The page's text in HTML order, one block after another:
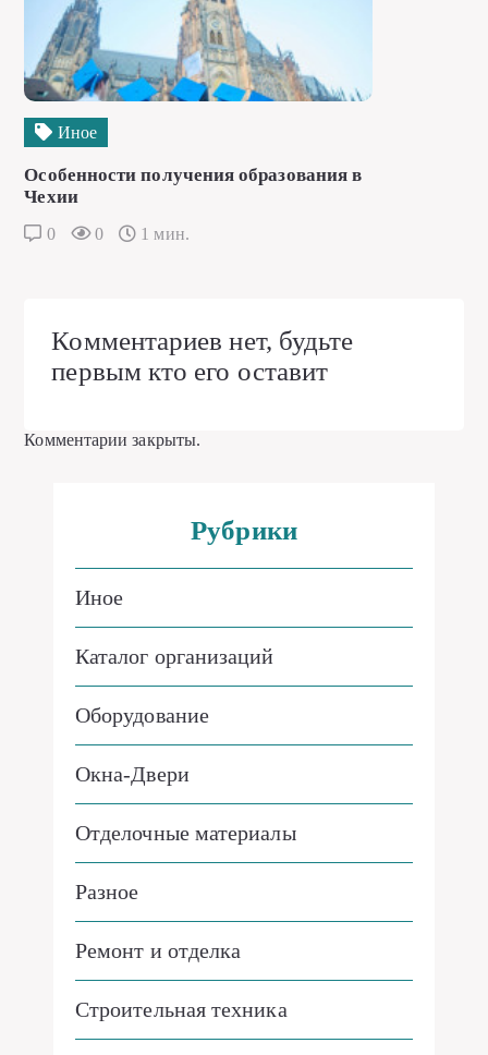
Иное
Особенности получения образования в
Чехии
0 0 1 мин.
Комментариев нет, будьте
первым кто его оставит
Комментарии закрыты.
Рубрики
Иное
Каталог организаций
Оборудование
Окна-Двери
Отделочные материалы
Разное
Ремонт и отделка
Строительная техника